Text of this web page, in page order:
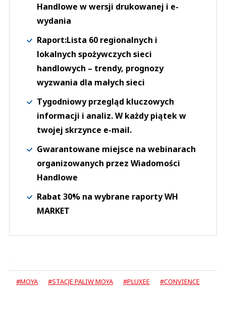
Handlowe w wersji drukowanej i e-
wydania
Raport:Lista 60 regionalnych i
lokalnych spożywczych sieci
handlowych – trendy, prognozy
wyzwania dla małych sieci
Tygodniowy przegląd kluczowych
informacji i analiz. W każdy piątek w
twojej skrzynce e-mail.
Gwarantowane miejsce na webinarach
organizowanych przez Wiadomości
Handlowe
Rabat 30% na wybrane raporty WH
MARKET
#MOYA #STACJE PALIW MOYA #PLUXEE #CONVIENCE